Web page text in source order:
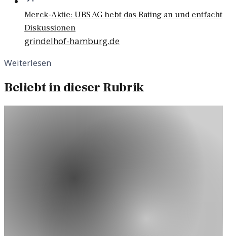
Merck-Aktie: UBS AG hebt das Rating an und entfacht
Diskussionen
grindelhof-hamburg.de
Weiterlesen
Beliebt in dieser Rubrik